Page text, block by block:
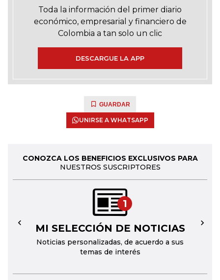
Toda la información del primer diario
económico, empresarial y financiero de
Colombia a tan solo un clic
DESCARGUE LA APP
GUARDAR
UNIRSE A WHATSAPP
CONOZCA LOS BENEFICIOS EXCLUSIVOS PARA
NUESTROS SUSCRIPTORES
1
MI SELECCIÓN DE NOTICIAS
Noticias personalizadas, de acuerdo a sus
temas de interés
← →